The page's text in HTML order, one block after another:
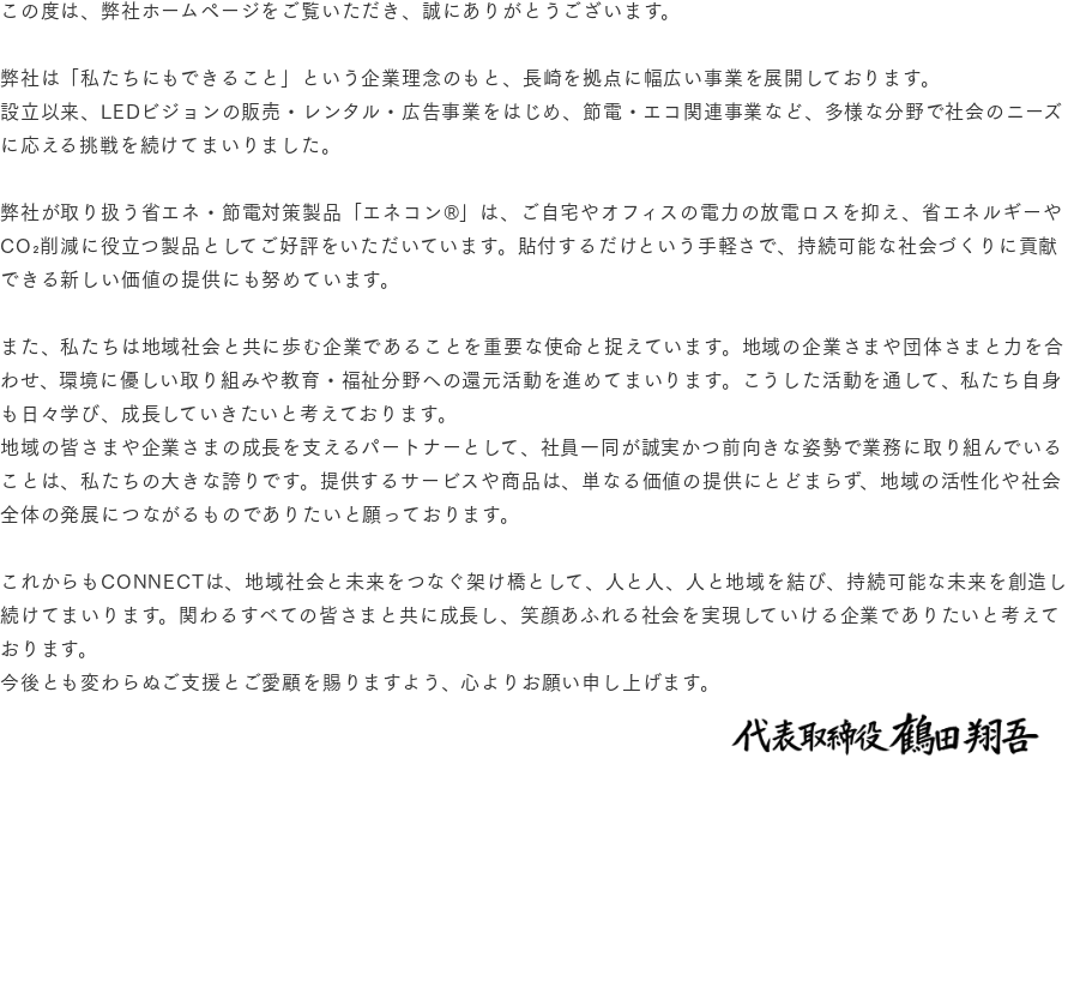
この度は、弊社ホームページをご覧いただき、誠にありがとうございます。
弊社は「私たちにもできること」という企業理念のもと、長崎を拠点に幅広い事業を展開しております。
設立以来、LEDビジョンの販売・レンタル・広告事業をはじめ、節電・エコ関連事業など、多様な分野で社会のニーズ
に応える挑戦を続けてまいりました。
弊社が取り扱う省エネ・節電対策製品「エネコン®︎」は、ご自宅やオフィスの電力の放電ロスを抑え、省エネルギーや
CO₂削減に役立つ製品としてご好評をいただいています。貼付するだけという手軽さで、持続可能な社会づくりに貢献
できる新しい価値の提供にも努めています。
また、私たちは地域社会と共に歩む企業であることを重要な使命と捉えています。地域の企業さまや団体さまと力を合
わせ、環境に優しい取り組みや教育・福祉分野への還元活動を進めてまいります。こうした活動を通して、私たち自身
も日々学び、成長していきたいと考えております。
地域の皆さまや企業さまの成長を支えるパートナーとして、社員一同が誠実かつ前向きな姿勢で業務に取り組んでいる
ことは、私たちの大きな誇りです。提供するサービスや商品は、単なる価値の提供にとどまらず、地域の活性化や社会
全体の発展につながるものでありたいと願っております。
これからもCONNECTは、地域社会と未来をつなぐ架け橋として、人と人、人と地域を結び、持続可能な未来を創造し
続けてまいります。関わるすべての皆さまと共に成長し、笑顔あふれる社会を実現していける企業でありたいと考えて
おります。
今後とも変わらぬご支援とご愛顧を賜りますよう、心よりお願い申し上げます。